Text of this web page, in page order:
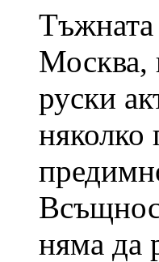
Тъжната
Москва,
руски
няколко
няма да